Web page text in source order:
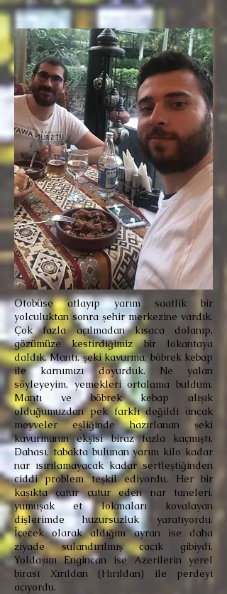
Otobüse atlayıp yarım saatlik bir
yolculuktan sonra şehir merkezine vardık.
Çok fazla açılmadan kısaca dolanıp,
gözümüze kestirdiğimiz bir lokantaya
daldık. Mantı, şeki kavurma, böbrek kebap
ile karnımızı doyurduk. Ne yalan
söyleyeyim, yemekleri ortalama buldum.
Mantı ve böbrek kebap alışık
olduğumuzdan pek farklı değildi ancak
meyveler eşliğinde hazırlanan şeki
kavurmanın ekşisi biraz fazla kaçmıştı.
Dahası, tabakta bulunan yarım kilo kadar
nar ısırılamayacak kadar sertleştiğinden
ciddi problem teşkil ediyordu. Her bir
kaşıkta çatur çutur eden nar taneleri,
yumuşak et lokmaları kovalayan
dişlerimde huzursuzluk yaratıyordu.
İçecek olarak aldığım ayran ise daha
ziyade sulandırılmış cacık gibiydi.
Yoldaşım Engincan ise Azerilerin yerel
birası Xırıldan (Hırıldan) ile perdeyi
açıyordu.